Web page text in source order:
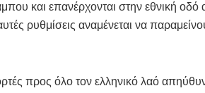
και επανέρχονται στην εθνική οδό
ρυθμίσεις αναμένεται να
προς όλο τον ελληνικό λαό